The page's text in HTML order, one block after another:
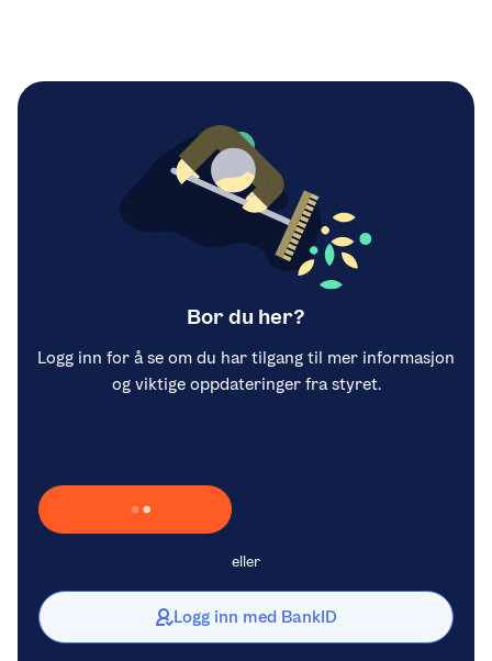
Bor du her?
Logg inn for å se om du har tilgang til mer informasjon
og viktige oppdateringer fra styret.
Laster inn Vipps …
eller
Logg inn med BankID